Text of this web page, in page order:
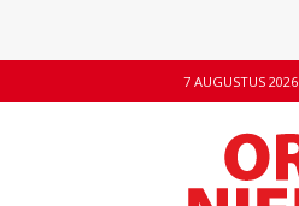
7 AUGUSTUS 2026